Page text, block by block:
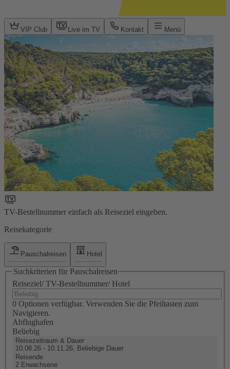
VIP Club Live im TV Kontakt Menü
TV-Bestellnummer einfach als Reiseziel eingeben.
Reisekategorie
Pauschalreisen Hotel
Suchkriterien für Pauschalreisen
Reiseziel/ TV-Bestellnummer/ Hotel
0 Optionen verfügbar. Verwenden Sie die Pfeiltasten zum
Navigieren.
Abflughafen
Beliebig
Reisezeitraum & Dauer
10.08.26 - 10.11.26, Beliebige Dauer
Reisende
2 Erwachsene